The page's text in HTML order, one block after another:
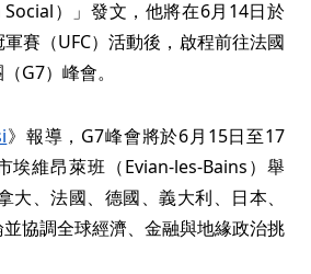
​Social）」發文，他將在6月14日於
賽（UFC）活動後，啟程前往法國
G7）峰會。
》報導，G7峰會將於6月15日至17
埃維昂萊班（Evian-les-Bains）舉
大、法國、德國、義大利、日本、
協調全球經濟、金融與地緣政治挑